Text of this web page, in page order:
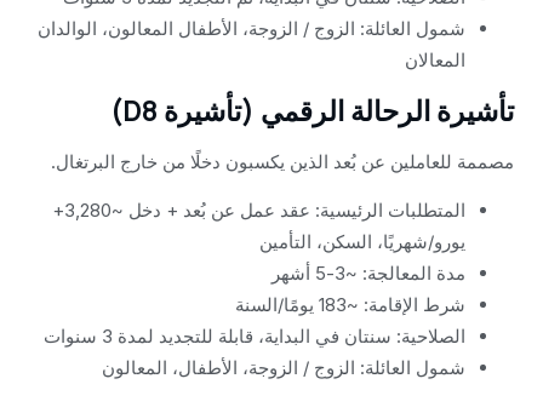
شمول العائلة: الزوج / الزوجة، الأطفال المعالون، الوالدان
المعالان
تأشيرة الرحالة الرقمي (تأشيرة D8)
مصممة للعاملين عن بُعد الذين يكسبون دخلًا من خارج البرتغال.
المتطلبات الرئيسية: عقد عمل عن بُعد + دخل ~3,280+
يورو/شهريًا، السكن، التأمين
مدة المعالجة: ~3-5 أشهر
شرط الإقامة: ~183 يومًا/السنة
الصلاحية: سنتان في البداية، قابلة للتجديد لمدة 3 سنوات
شمول العائلة: الزوج / الزوجة، الأطفال، المعالون